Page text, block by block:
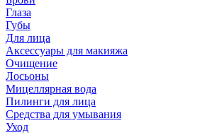
Глаза
Губы
Для лица
Аксессуары для макияжа
Очищение
Лосьоны
Мицеллярная вода
Пилинги для лица
Средства для умывания
Уход